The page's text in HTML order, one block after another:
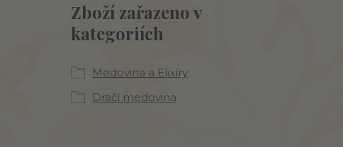
Zboží zařazeno v
kategoriích
Medovina a Elixíry
Dračí medovina